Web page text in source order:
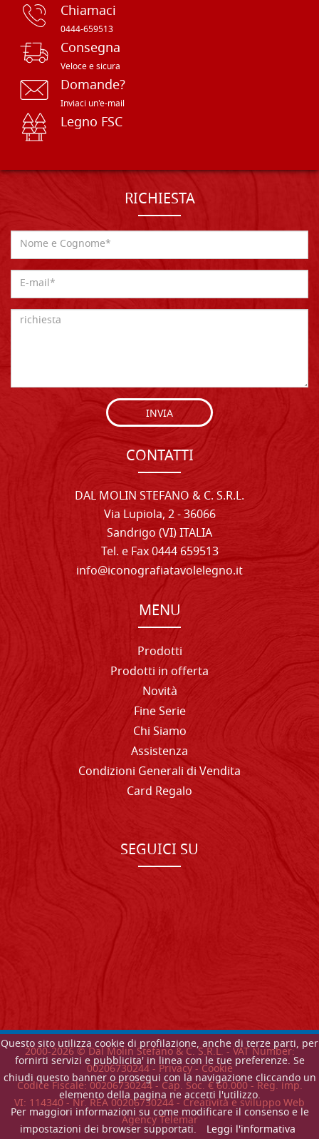
Questo sito utilizza cookie di profilazione, anche di terze parti, per
fornirti servizi e pubblicita' in linea con le tue preferenze. Se
chiudi questo banner o prosegui con la navigazione cliccando un
elemento della pagina ne accetti l'utilizzo.
Per maggiori informazioni su come modificare il consenso e le
impostazioni dei browser supportati.
Leggi l'informativa
Chiamaci
0444-659513
Consegna
Veloce e sicura
Domande?
Inviaci un'e-mail
Legno FSC
RICHIESTA
INVIA
CONTATTI
DAL MOLIN STEFANO & C. S.R.L.
Via Lupiola, 2 - 36066
Sandrigo (VI) ITALIA
Tel. e Fax 0444 659513
info@iconografiatavolelegno.it
MENU
Prodotti
Prodotti in offerta
Novità
Fine Serie
Chi Siamo
Assistenza
Condizioni Generali di Vendita
Card Regalo
SEGUICI SU
2000-2026© Dal Molin Stefano & C. S.R.L. - VAT Number:
00206730244 - Privacy-Cookie
Codice Fiscale: 00206730244 - Cap. Soc. € 60.000 - Reg. imp.
VI: 114340 - Nr. REA 00206730244 - Creatività e sviluppo Web
Agency Telemar